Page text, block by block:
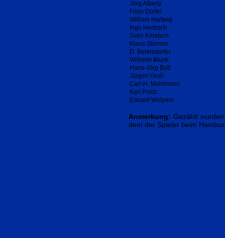
Jörg Albertz
Frido Dörfel
William Hartwig
Ingo Hertzsch
Sven Kmetsch
Klaus Stürmer
D. Beiersdorfer
Wilhelm Blunk
Hans-Jörg Butt
Jürgen Groh
Carl-H. Mahlmann
Karl Politz
Eduard Wolpers
Anmerkung: Gezählt
dem der Spieler beim